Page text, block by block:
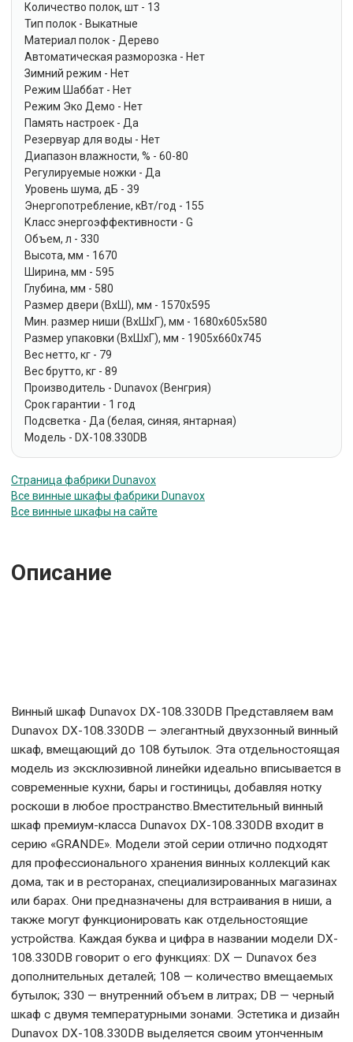
Количество полок, шт - 13
Тип полок - Выкатные
Материал полок - Дерево
Автоматическая разморозка - Нет
Зимний режим - Нет
Режим Шаббат - Нет
Режим Эко Демо - Нет
Память настроек - Да
Резервуар для воды - Нет
Диапазон влажности, % - 60-80
Регулируемые ножки - Да
Уровень шума, дБ - 39
Энергопотребление, кВт/год - 155
Класс энергоэффективности - G
Объем, л - 330
Высота, мм - 1670
Ширина, мм - 595
Глубина, мм - 580
Размер двери (ВхШ), мм - 1570х595
Мин. размер ниши (ВxШxГ), мм - 1680х605х580
Размер упаковки (ВxШxГ), мм - 1905x660x745
Вес нетто, кг - 79
Вес брутто, кг - 89
Производитель - Dunavox (Венгрия)
Срок гарантии - 1 год
Подсветка - Да (белая, синяя, янтарная)
Модель - DX-108.330DB
Страница фабрики Dunavox
Все винные шкафы фабрики Dunavox
Все винные шкафы на сайте
Описание
Винный шкаф Dunavox DX-108.330DB Представляем вам
Dunavox DX-108.330DB — элегантный двухзонный винный
шкаф, вмещающий до 108 бутылок. Эта отдельностоящая
модель из эксклюзивной линейки идеально вписывается в
современные кухни, бары и гостиницы, добавляя нотку
роскоши в любое пространство.Вместительный винный
шкаф премиум-класса Dunavox DX-108.330DB входит в
серию «GRANDE». Модели этой серии отлично подходят
для профессионального хранения винных коллекций как
дома, так и в ресторанах, специализированных магазинах
или барах. Они предназначены для встраивания в ниши, а
также могут функционировать как отдельностоящие
устройства. Каждая буква и цифра в названии модели DX-
108.330DB говорит о его функциях: DX — Dunavox без
дополнительных деталей; 108 — количество вмещаемых
бутылок; 330 — внутренний объем в литрах; DB — черный
шкаф с двумя температурными зонами. Эстетика и дизайн
Dunavox DX-108.330DB выделяется своим утонченным